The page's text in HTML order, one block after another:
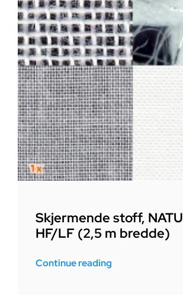
Skjermende stoff,
HF/LF (2,5 m bredde)
Continue reading